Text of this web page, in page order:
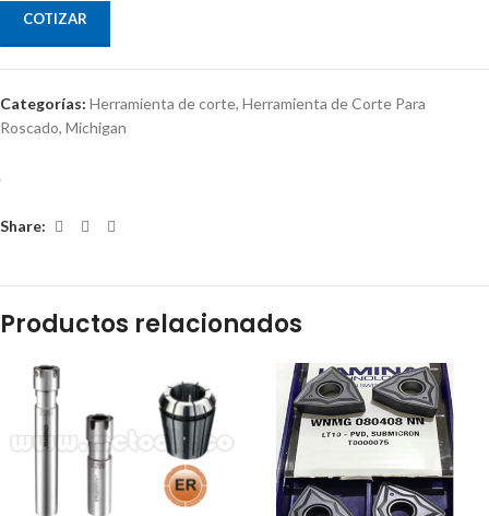
COTIZAR
Categorías: Herramienta de corte, Herramienta de Corte Para
Roscado, Michigan
Share:
Productos relacionados